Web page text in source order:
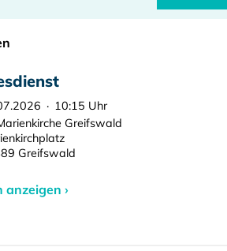
· 10:15 Uhr
Greifswald
Greifswald
anzeigen ›